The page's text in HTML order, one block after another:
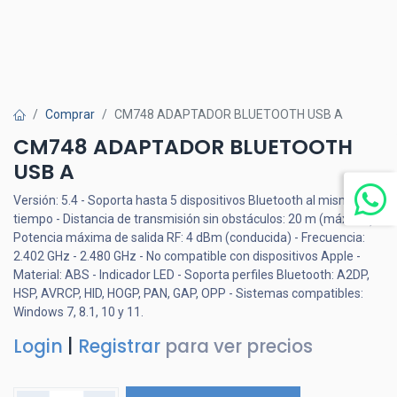
Comprar CM748 ADAPTADOR BLUETOOTH USB A
CM748 ADAPTADOR BLUETOOTH
USB A
Versión: 5.4 - Soporta hasta 5 dispositivos Bluetooth al mismo
tiempo - Distancia de transmisión sin obstáculos: 20 m (máximo) -
Potencia máxima de salida RF: 4 dBm (conducida) - Frecuencia:
2.402 GHz - 2.480 GHz - No compatible con dispositivos Apple -
Material: ABS - Indicador LED - Soporta perfiles Bluetooth: A2DP,
HSP, AVRCP, HID, HOGP, PAN, GAP, OPP - Sistemas compatibles:
Windows 7, 8.1, 10 y 11.
Login Registrar para ver precios